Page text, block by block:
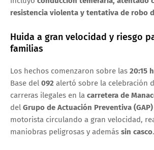
resistencia violenta y tentativa de robo
Huida a gran velocidad y riesgo
familias
Los hechos comenzaron sobre las 20:15
Base del 092 alertó sobre la celebración
carreras ilegales en la carretera de
del Grupo de Actuación Preventiva (GAP)
motorista circulando a gran velocidad,
maniobras peligrosas y además sin casco.